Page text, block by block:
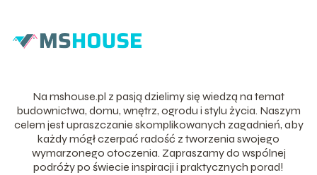
Na mshouse.pl z pasją dzielimy się wiedzą na temat
budownictwa, domu, wnętrz, ogrodu i stylu życia. Naszym
celem jest upraszczanie skomplikowanych zagadnień, aby
każdy mógł czerpać radość z tworzenia swojego
wymarzonego otoczenia. Zapraszamy do wspólnej
podróży po świecie inspiracji i praktycznych porad!